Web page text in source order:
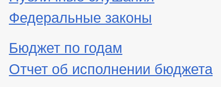
Федеральные законы
Бюджет по годам
Отчет об исполнении бюджета